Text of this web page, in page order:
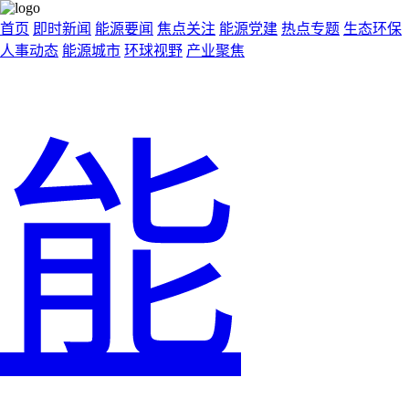
首页 即时新闻 能源要闻 焦点关注 能源党建 热点专题 生态环保
人事动态 能源城市 环球视野 产业聚焦
能